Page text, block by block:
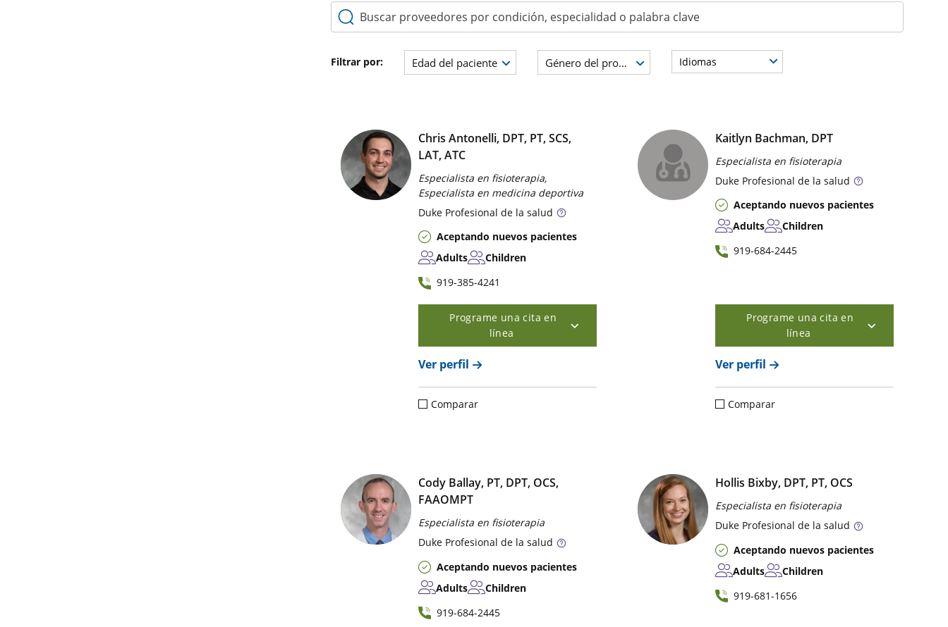
Buscar proveedores por condición, especialidad o palabra clave
Filtrar por: Edad del paciente Género del proveedor Idiomas
Chris Antonelli, DPT, PT, SCS,
LAT, ATC
Especialista en fisioterapia,
Especialista en medicina deportiva
Duke Profesional de la salud
Aceptando nuevos pacientes
Adults
Children
919-385-4241
Programe una cita en
línea
Ver perfil
Comparar
Kaitlyn Bachman, DPT
Especialista en fisioterapia
Duke Profesional de la salud
Aceptando nuevos pacientes
Adults
Children
919-684-2445
Programe una cita en
línea
Ver perfil
Comparar
Cody Ballay, PT, DPT, OCS,
FAAOMPT
Especialista en fisioterapia
Duke Profesional de la salud
Aceptando nuevos pacientes
Adults
Children
919-684-2445
Hollis Bixby, DPT, PT, OCS
Especialista en fisioterapia
Duke Profesional de la salud
Aceptando nuevos pacientes
Adults
Children
919-681-1656